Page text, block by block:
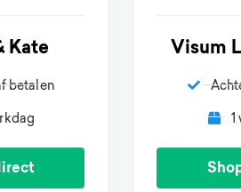
Kate
betalen
Visum